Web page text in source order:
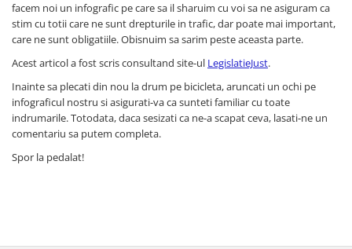
facem noi un infografic pe care sa il sharuim cu voi sa ne asiguram ca
stim cu totii care ne sunt drepturile in trafic, dar poate mai important,
care ne sunt obligatiile. Obisnuim sa sarim peste aceasta parte.
Acest articol a fost scris consultand site-ul LegislatieJust.
Inainte sa plecati din nou la drum pe bicicleta, aruncati un ochi pe
infograficul nostru si asigurati-va ca sunteti familiar cu toate
indrumarile. Totodata, daca sesizati ca ne-a scapat ceva, lasati-ne un
comentariu sa putem completa.
Spor la pedalat!